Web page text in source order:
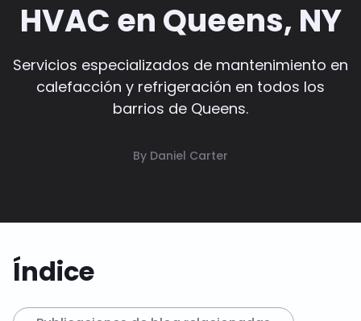
HVAC en Queens, NY
Servicios especializados de mantenimiento en
calefacción y refrigeración en todos los
barrios de Queens.
By Daniel Carter
Índice